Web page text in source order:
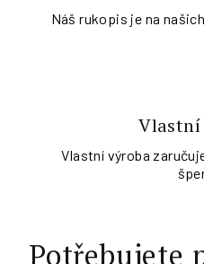
Náš rukopis je na
Vlastní
Vlastní výroba
Potřebujete